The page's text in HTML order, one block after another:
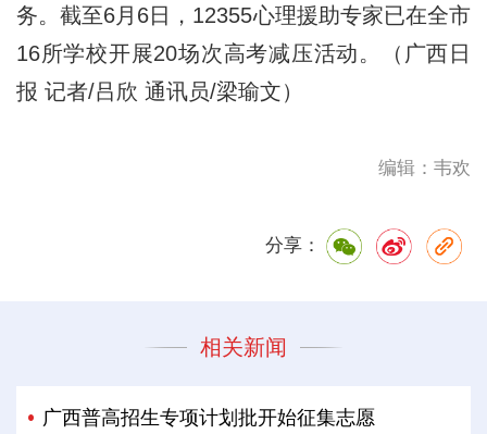
务。截至6月6日，12355心理援助专家已在全市
16所学校开展20场次高考减压活动。（广西日
报 记者/吕欣 通讯员/梁瑜文）
编辑：韦欢
分享：
相关新闻
广西普高招生专项计划批开始征集志愿